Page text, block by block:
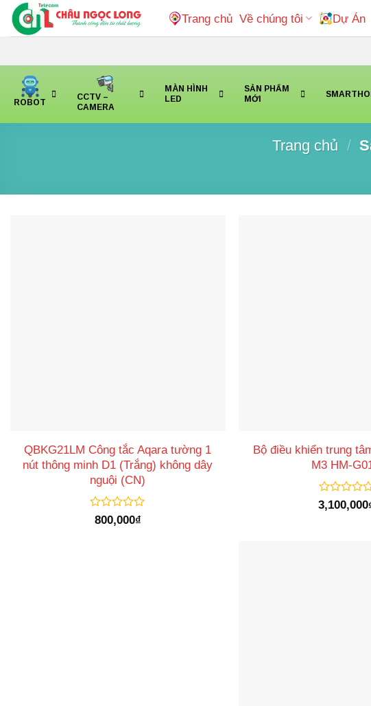
Bỏ
qua
Trang chủ Về chúng tôi Dự Án
ROBOT
CCTV –
CAMERA
MÀN HÌNH
LED
SẢN PHẨM
MỚI
Trang chủ /
QBKG21LM Công tắc Aqara tường 1
nút thông minh D1 (Trắng) không dây
nguội (CN)
Được
800,000₫
Bộ điều khiển trung
M3 HM-
Được
xếp
3,100,000